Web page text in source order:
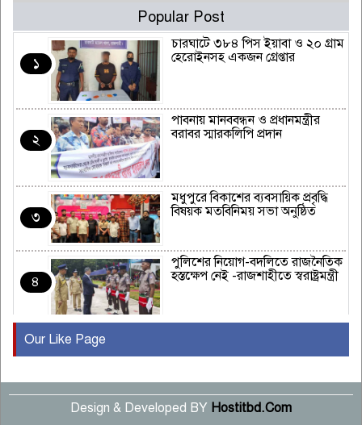
Popular Post
১
চারঘাটে ৩৮৪ পিস ইয়াবা ও ২০ গ্রাম
হেরোইনসহ একজন গ্রেপ্তার
২
পাবনায় মানববন্ধন ও প্রধানমন্ত্রীর
বরাবর স্মারকলিপি প্রদান
৩
মধুপুরে বিকাশের ব্যবসায়িক প্রবৃদ্ধি
বিষয়ক মতবিনিময় সভা অনুষ্ঠিত
৪
পুলিশের নিয়োগ-বদলিতে রাজনৈতিক
হস্তক্ষেপ নেই -রাজশাহীতে স্বরাষ্ট্রমন্ত্রী
৫
বছর পূর্তি উদযাপন
সংবাদ সম্মেলনে অভিযোগ অস্বীকার
Our Like Page
Design & Developed BY Hostitbd.Com